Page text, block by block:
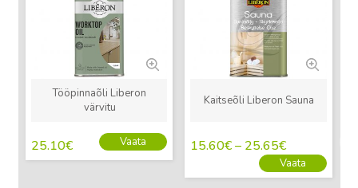
Tööpinnaõli Liberon
värvitu
25.10€ Vaata
Kaitseõli Liberon Sauna
15.60€– 25.65€
Vaata